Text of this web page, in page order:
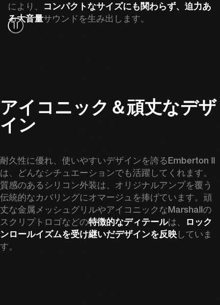
により、 コンパクトなサイズにも関わらず、迫力あ
る大音量サウンドを生み出します。
アイコニック＆頑丈なデザ
イン
耐久性に優れ、使いやすいデザインを誇るEmberton II
は、どんなシチュエーションでも活躍してくれます。
質感のあるシリコン外装は、オリジナルアンプを覆う
伝統的なカバリングにオマージュを捧げています。頑
丈な金属メッシュグリルやアイコニックなMarshallの
スクリプトロゴなどの特徴的なディテールは、
ロック
ンロールイズムを受け継いだデザインを反映していま
す。